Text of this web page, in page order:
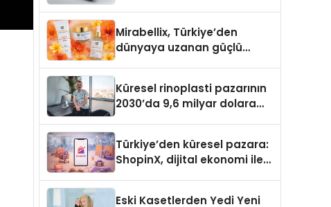
Mirabellix, Türkiye’den
dünyaya uzanan güçlü
Küresel rinoplasti pazarının
2030’da 9,6 milyar dolara
Türkiye’den küresel pazara:
ShopinX, dijital ekonomi ile
Eski Kasetlerden Yedi Yeni